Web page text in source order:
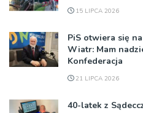
15 LIPCA 2026
PiS otwiera się
Wiatr: Mam
Konfederacja
21 LIPCA 2026
40-latek z